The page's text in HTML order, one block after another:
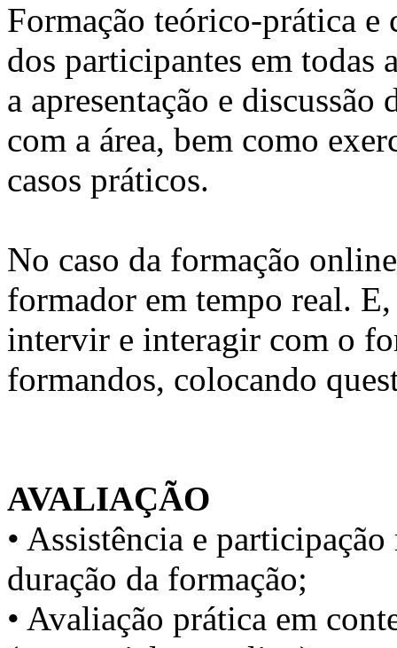
Formação teórico-prática e
dos participantes em todas
a apresentação e
com a área, bem como
casos práticos.
No caso da formação
formador em tempo real.
intervir e interagir com o
formandos, colocando
AVALIAÇÃO
• Assistência e
duração da formação;
• Avaliação prática em